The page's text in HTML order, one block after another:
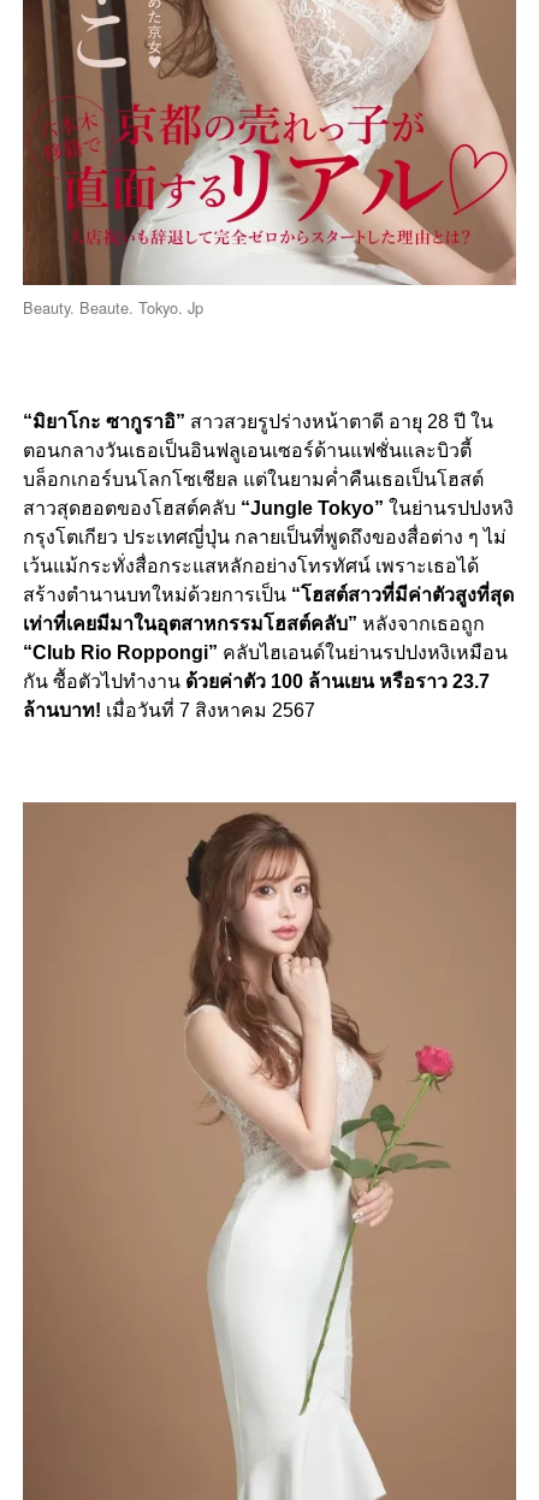
Beauty. Beaute. Tokyo. Jp
“มิยาโกะ ซากูราอิ” สาวสวยรูปร่างหน้าตาดี อายุ 28 ปี ใน
ตอนกลางวันเธอเป็นอินฟลูเอนเซอร์ด้านแฟชั่นและบิวตี้
บล็อกเกอร์บนโลกโซเชียล แต่ในยามค่ำคืนเธอเป็นโฮสต์
สาวสุดฮอตของโฮสต์คลับ “Jungle Tokyo” ในย่านรปปงหงิ
กรุงโตเกียว ประเทศญี่ปุ่น กลายเป็นที่พูดถึงของสื่อต่าง ๆ ไม่
เว้นแม้กระทั่งสื่อกระแสหลักอย่างโทรทัศน์ เพราะเธอได้
สร้างตำนานบทใหม่ด้วยการเป็น “โฮสต์สาวที่มีค่าตัวสูงที่สุด
เท่าที่เคยมีมาในอุตสาหกรรมโฮสต์คลับ” หลังจากเธอถูก
“Club Rio Roppongi” คลับไฮเอนด์ในย่านรปปงหงิเหมือน
กัน ซื้อตัวไปทำงานด้วยค่าตัว 100 ล้านเยน หรือราว 23.7
ล้านบาท! เมื่อวันที่ 7 สิงหาคม 2567